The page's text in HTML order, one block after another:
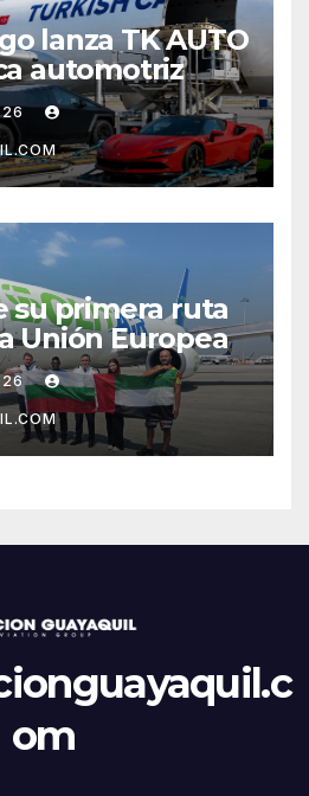
lanza TK AUTO
automotriz
su primera ruta
Unión Europea
om